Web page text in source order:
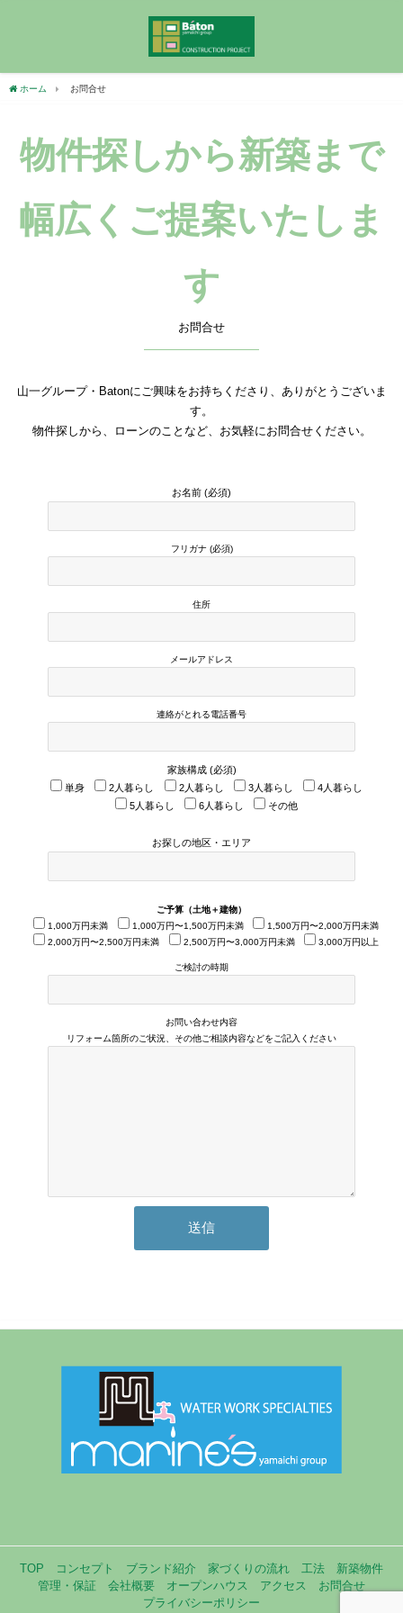
ホーム お問合せ
物件探しから新築まで
幅広くご提案いたしま
す
お問合せ
山一グループ・Batonにご興味をお持ちくださり、ありがとうございま
す。
物件探しから、ローンのことなど、お気軽にお問合せください。
お名前 (必須)
フリガナ (必須)
住所
メールアドレス
連絡がとれる電話番号
家族構成 (必須)
単身
2人暮らし 2人暮らし 3人暮らし
4人暮らし
5人暮らし
6人暮らし その他
お探しの地区・エリア
ご予算（土地＋建物）
1,000万円未満
1,000万円〜1,500万円未満
1,500万円〜2,000万円未満
2,000万円〜2,500万円未満
2,500万円〜3,000万円未満 3,000万円以上
ご検討の時期
お問い合わせ内容
リフォーム箇所のご状況、その他ご相談内容などをご記入ください
TOP コンセプト ブランド紹介 家づくりの流れ 工法
新築物件
管理・保証
会社概要 オープンハウス アクセス
お問合せ
プライバシーポリシー